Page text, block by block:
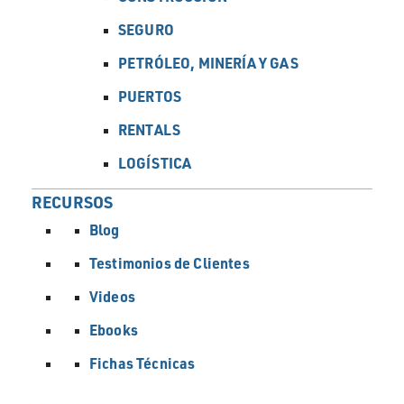
SEGURO
PETRÓLEO, MINERÍA Y GAS
PUERTOS
RENTALS
LOGÍSTICA
RECURSOS
Blog
Testimonios de Clientes
Videos
Ebooks
Fichas Técnicas
revisar tu operación en su totalidad.